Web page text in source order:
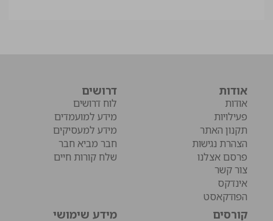
אודות
אודות
פעילויות
תקנון האתר
הצהרת נגישות
פרסם אצלנו
צור קשר
אינדקס
הפודקאסט
דרושים
לוח דרושים
מידע למועמדים
מידע למעסיקים
חבר מביא חבר
שלח קורות חיים
קורסים מידע שימושי